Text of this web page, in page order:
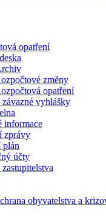
opatření
změny
opatření
závazné vyhlášky
informace
zprávy
plán
účty
obyvatelstva a